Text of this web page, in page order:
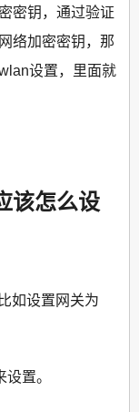
密钥，通过验证
络加密密钥，那
设置，里面就
该怎么设
如设置网关为
置。